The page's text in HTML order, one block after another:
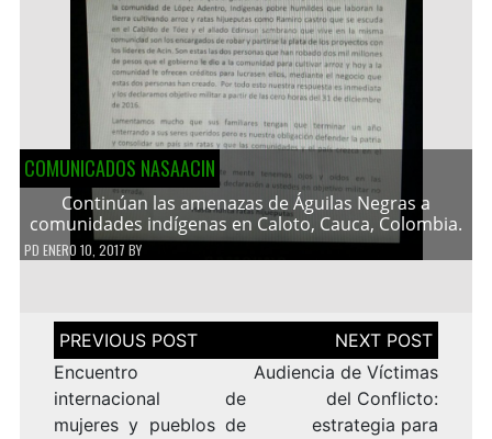
COMUNICADOS NASAACIN
Continúan las amenazas de Águilas Negras a
comunidades indígenas en Caloto, Cauca, Colombia.
PD ENERO 10, 2017 BY
Navegación
de
entradas
Encuentro
internacional de
mujeres y pueblos de
Audiencia de Víctimas
del Conflicto:
estrategia para